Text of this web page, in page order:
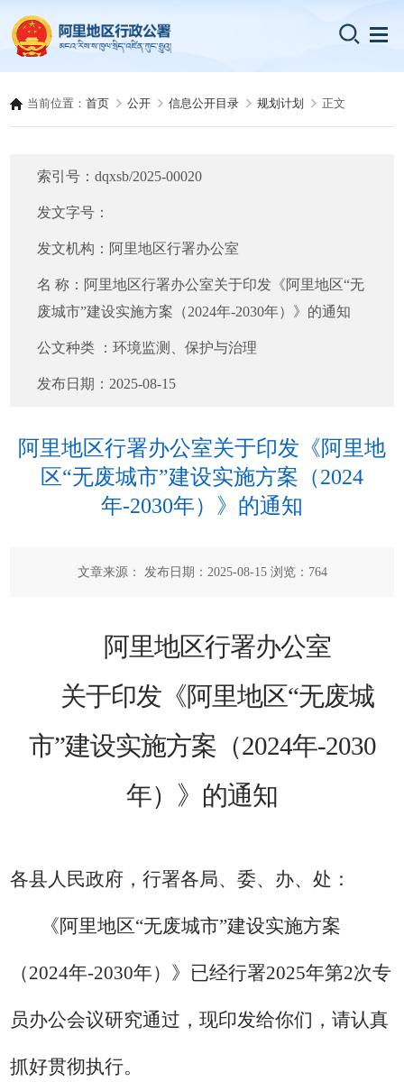
当前位置：首页 公开 信息公开目录 规划计划 正文
索引号：dqxsb/2025-00020
发文字号：
发文机构： 阿里地区行署办公室
名 称： 阿里地区行署办公室关于印发《阿里地区“无
废城市”建设实施方案（2024年-2030年）》的通知
公文种类 ：环境监测、保护与治理
发布日期： 2025-08-15
阿里地区行署办公室关于印发《阿里地
区“无废城市”建设实施方案（2024
年-2030年）》的通知
文章来源： 发布日期：2025-08-15 浏览： 764
阿里地区行署办公室
关于印发 《阿里地区“无废城
市”建设实施方案 （2024年-2030
年） 》 的通知
各县人民政府，行署各局、委、办、处：
《阿里地区“无废城市”建设实施方案
（2024年-2030年）》已经行署2025年第2次专
员办公会议研究通过 ，现印发给你们，请认真
抓好贯彻执行。